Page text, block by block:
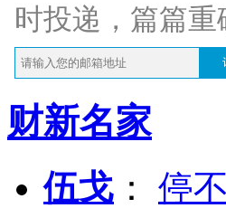
时投递，篇篇
财新名家
伍戈 ： 停